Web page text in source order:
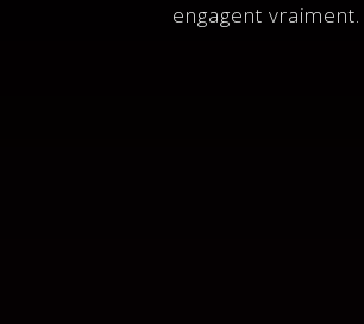
engagent vraiment.